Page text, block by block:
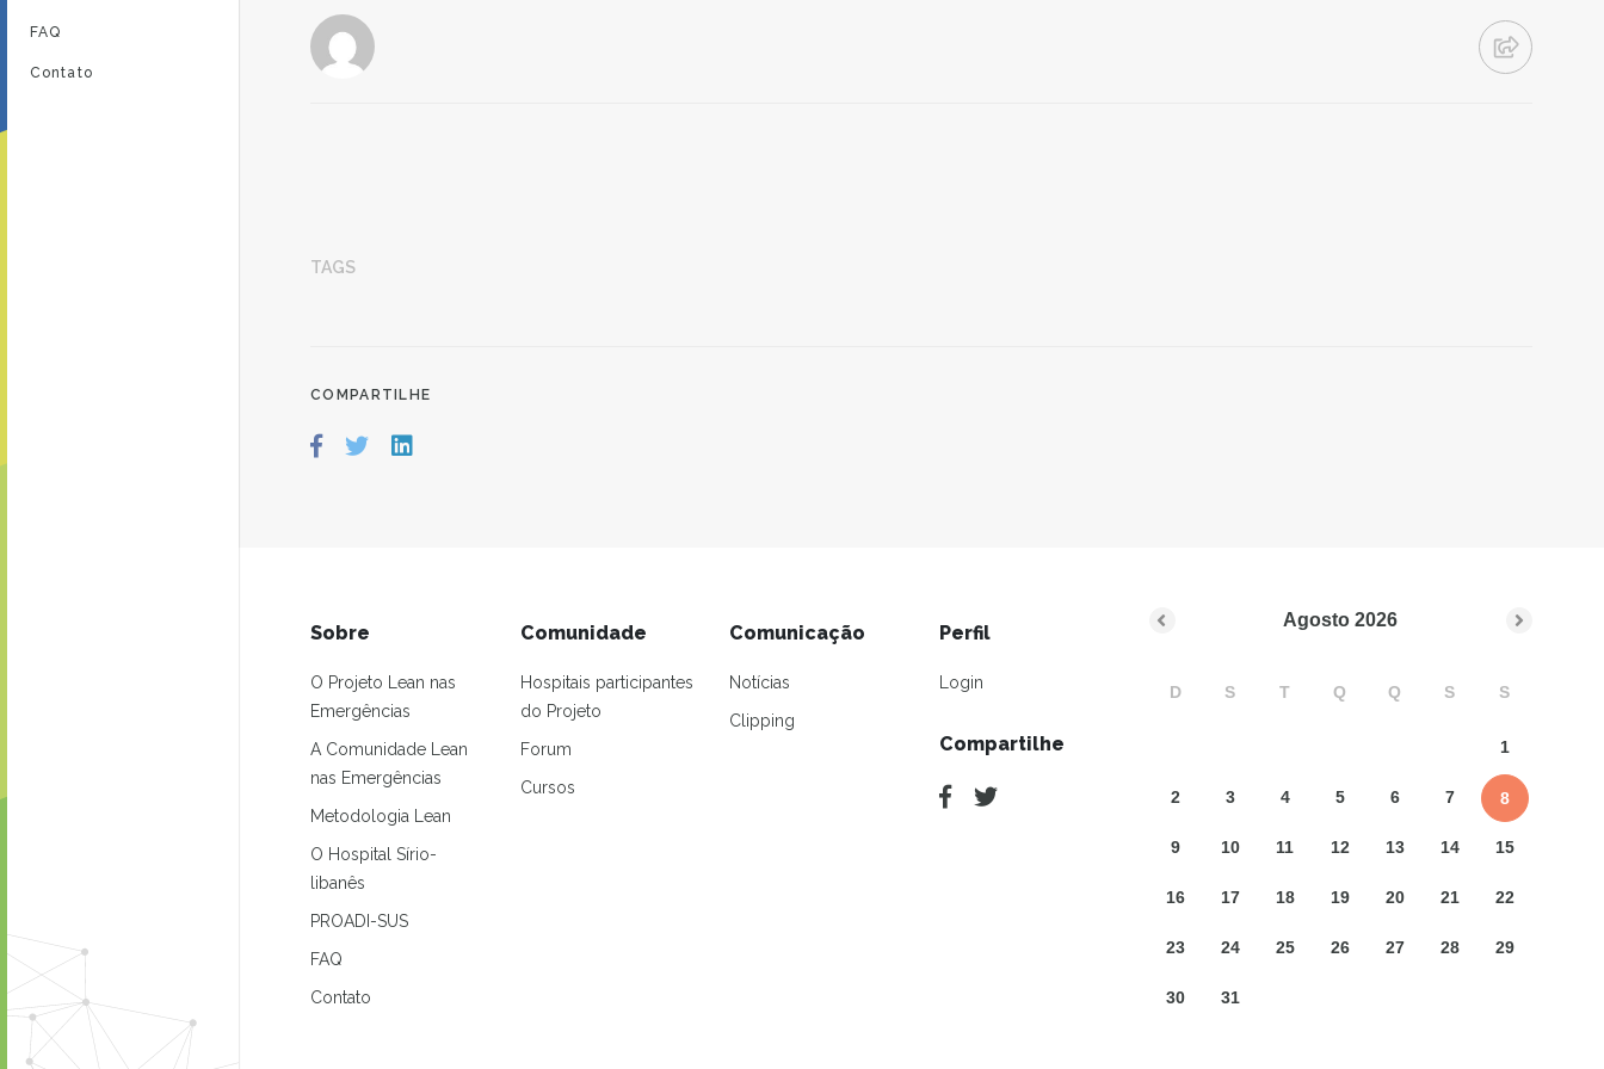
FAQ
Contato
TAGS
COMPARTILHE
Sobre
O Projeto Lean nas
Emergências
A Comunidade Lean
nas Emergências
Metodologia Lean
O Hospital Sírio-
libanês
PROADI-SUS
FAQ
Contato
Comunidade
Hospitais participantes
do Projeto
Forum
Cursos
Comunicação
Notícias
Clipping
Perfil
Login
Compartilhe
Agosto 2026
D S T Q Q S S
1
2 3 4 5 6 7 8
9 10 11 12 13 14 15
16 17 18 19 20 21 22
23 24 25 26 27 28 29
30 31